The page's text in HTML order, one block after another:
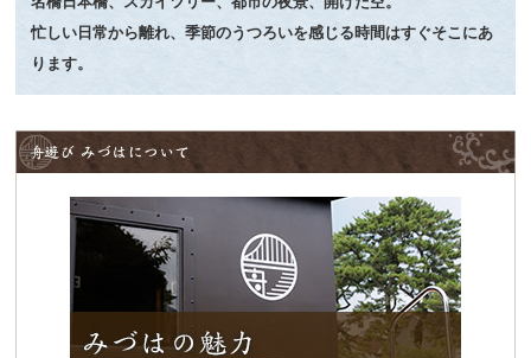
忙しい日常から離れ、季節のうつろいを感じる時間はすぐそこにあ
ります。